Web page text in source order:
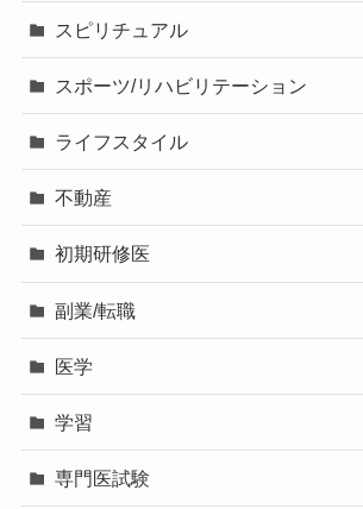
スピリチュアル
スポーツ/リハビリテーション
ライフスタイル
不動産
初期研修医
副業/転職
医学
学習
専門医試験